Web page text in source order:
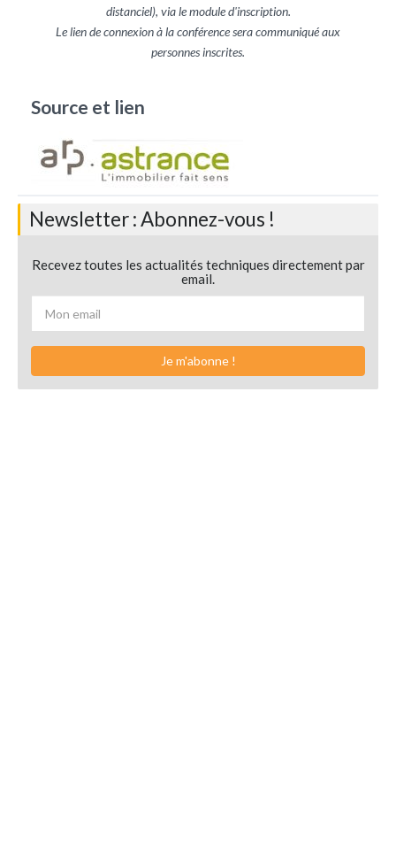
distanciel), via le module d'inscription.
Le lien de connexion à la conférence sera communiqué aux
personnes inscrites.
Source et lien
Newsletter : Abonnez-vous !
Recevez toutes les actualités techniques directement par
email.
Je m'abonne !